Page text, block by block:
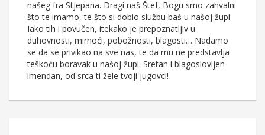
našeg fra Stjepana. Dragi naš Štef, Bogu smo zahvalni
što te imamo, te što si dobio službu baš u našoj župi.
Iako tih i povučen, itekako je prepoznatljiv u
duhovnosti, mirnoći, pobožnosti, blagosti… Nadamo
se da se privikao na sve nas, te da mu ne predstavlja
teškoću boravak u našoj župi. Sretan i blagoslovljen
imendan, od srca ti žele tvoji jugovci!